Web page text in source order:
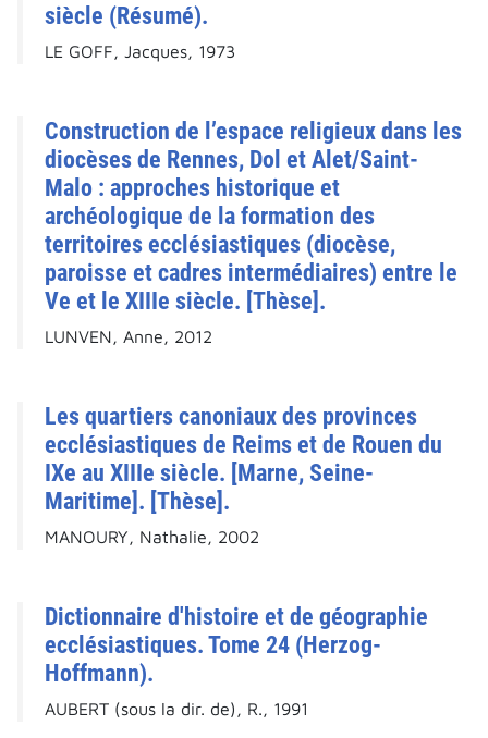
siècle (Résumé).
LE GOFF, Jacques, 1973
Construction de l’espace religieux dans les
diocèses de Rennes, Dol et Alet/Saint-
Malo : approches historique et
archéologique de la formation des
territoires ecclésiastiques (diocèse,
paroisse et cadres intermédiaires) entre le
Ve et le XIIIe siècle. [Thèse].
LUNVEN, Anne, 2012
Les quartiers canoniaux des provinces
ecclésiastiques de Reims et de Rouen du
IXe au XIIIe siècle. [Marne, Seine-
Maritime]. [Thèse].
MANOURY, Nathalie, 2002
Dictionnaire d'histoire et de géographie
ecclésiastiques. Tome 24 (Herzog-
Hoffmann).
AUBERT (sous la dir. de), R., 1991